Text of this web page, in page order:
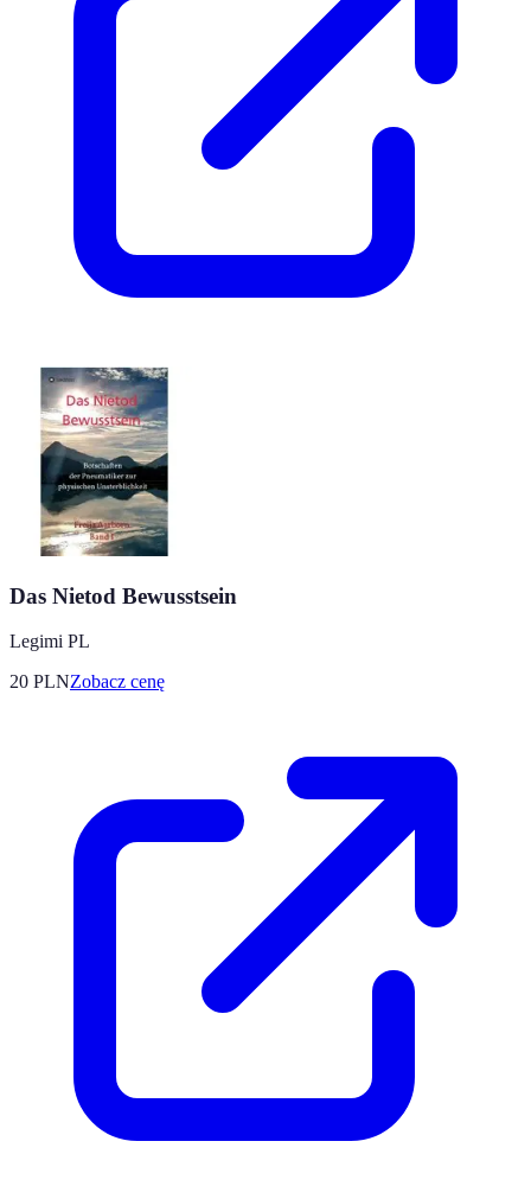
Das Nietod Bewusstsein
Legimi PL
20 PLNZobacz cenę